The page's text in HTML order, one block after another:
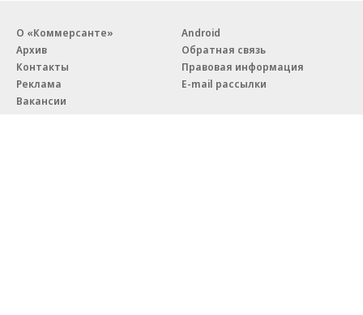
О «Коммерсанте»
Архив
Контакты
Реклама
Вакансии
Android
Обратная связь
Правовая информация
E-mail рассылки